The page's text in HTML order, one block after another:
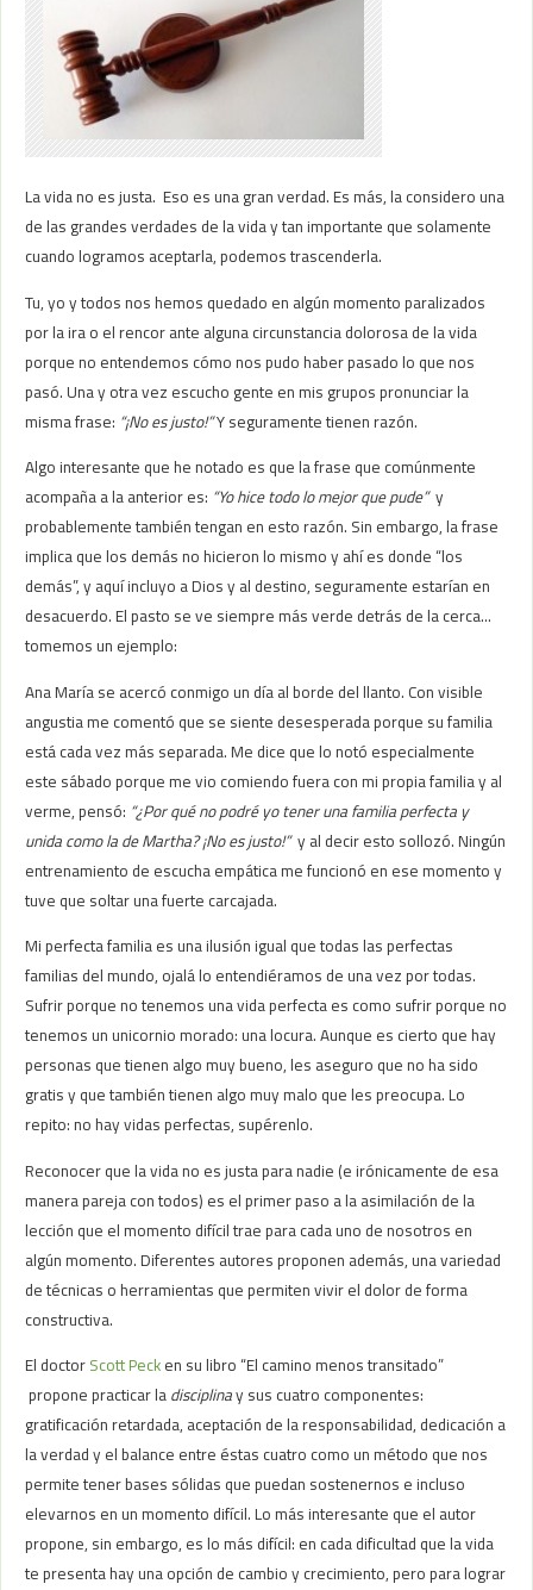
La vida no es justa. Eso es una gran verdad. Es más, la considero una
de las grandes verdades de la vida y tan importante que solamente
cuando logramos aceptarla, podemos trascenderla.
Tu, yo y todos nos hemos quedado en algún momento paralizados
por la ira o el rencor ante alguna circunstancia dolorosa de la vida
porque no entendemos cómo nos pudo haber pasado lo que nos
pasó. Una y otra vez escucho gente en mis grupos pronunciar la
misma frase: “¡No es justo!”Y seguramente tienen razón.
Algo interesante que he notado es que la frase que comúnmente
acompaña a la anterior es: “Yo hice todo lo mejor que pude” y
probablemente también tengan en esto razón. Sin embargo, la frase
implica que los demás no hicieron lo mismo y ahí es donde “los
demás”, y aquí incluyo a Dios y al destino, seguramente estarían en
desacuerdo. El pasto se ve siempre más verde detrás de la cerca…
tomemos un ejemplo:
Ana María se acercó conmigo un día al borde del llanto. Con visible
angustia me comentó que se siente desesperada porque su familia
está cada vez más separada. Me dice que lo notó especialmente
este sábado porque me vio comiendo fuera con mi propia familia y al
verme, pensó: “¿Por qué no podré yo tener una familia perfecta y
unida como la de Martha? ¡No es justo!” y al decir esto sollozó. Ningún
entrenamiento de escucha empática me funcionó en ese momento y
tuve que soltar una fuerte carcajada.
Mi perfecta familia es una ilusión igual que todas las perfectas
familias del mundo, ojalá lo entendiéramos de una vez por todas.
Sufrir porque no tenemos una vida perfecta es como sufrir porque no
tenemos un unicornio morado: una locura. Aunque es cierto que hay
personas que tienen algo muy bueno, les aseguro que no ha sido
gratis y que también tienen algo muy malo que les preocupa. Lo
repito: no hay vidas perfectas, supérenlo.
Reconocer que la vida no es justa para nadie (e irónicamente de esa
manera pareja con todos) es el primer paso a la asimilación de la
lección que el momento difícil trae para cada uno de nosotros en
algún momento. Diferentes autores proponen además, una variedad
de técnicas o herramientas que permiten vivir el dolor de forma
constructiva.
El doctor Scott Peck en su libro “El camino menos transitado”
propone practicar la disciplinay sus cuatro componentes:
gratificación retardada, aceptación de la responsabilidad, dedicación a
la verdad y el balance entre éstas cuatro como un método que nos
permite tener bases sólidas que puedan sostenernos e incluso
elevarnos en un momento difícil. Lo más interesante que el autor
propone, sin embargo, es lo más difícil: en cada dificultad que la vida
te presenta hay una opción de cambio y crecimiento, pero para lograr